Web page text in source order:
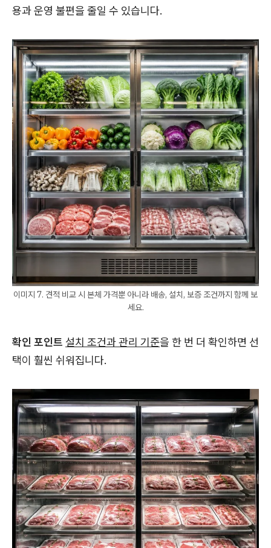
용과 운영 불편을 줄일 수 있습니다.
이미지 7. 견적 비교 시 본체 가격뿐 아니라 배송, 설치, 보증 조건까지 함께 보
세요.
확인 포인트 설치 조건과 관리 기준을 한 번 더 확인하면 선
택이 훨씬 쉬워집니다.